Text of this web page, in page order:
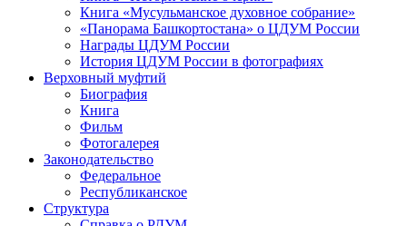
Книга «Мусульманское духовное собрание»
«Панорама Башкортостана» о ЦДУМ России
Награды ЦДУМ России
История ЦДУМ России в фотографиях
Верховный муфтий
Биография
Книга
Фильм
Фотогалерея
Законодательство
Федеральное
Республиканское
Структура